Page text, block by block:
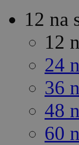
12 na
12
24
36
48
60